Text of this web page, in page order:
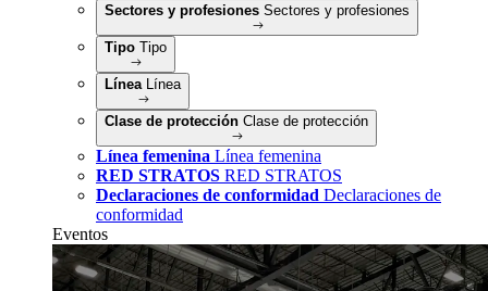
Sectores y profesiones Sectores y profesiones
Tipo Tipo
Línea Línea
Clase de protección Clase de protección
Línea femenina Línea femenina
RED STRATOS RED STRATOS
Declaraciones de conformidad Declaraciones de
conformidad
Eventos